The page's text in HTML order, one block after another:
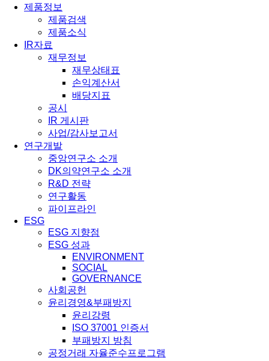
제품정보
제품검색
제품소식
IR자료
재무정보
재무상태표
손익계산서
배당지표
공시
IR 게시판
사업/감사보고서
연구개발
중앙연구소 소개
DK의약연구소 소개
R&D 전략
연구활동
파이프라인
ESG
ESG 지향점
ESG 성과
ENVIRONMENT
SOCIAL
GOVERNANCE
사회공헌
윤리경영&부패방지
윤리강령
ISO 37001 인증서
부패방지 방침
공정거래 자율준수프로그램